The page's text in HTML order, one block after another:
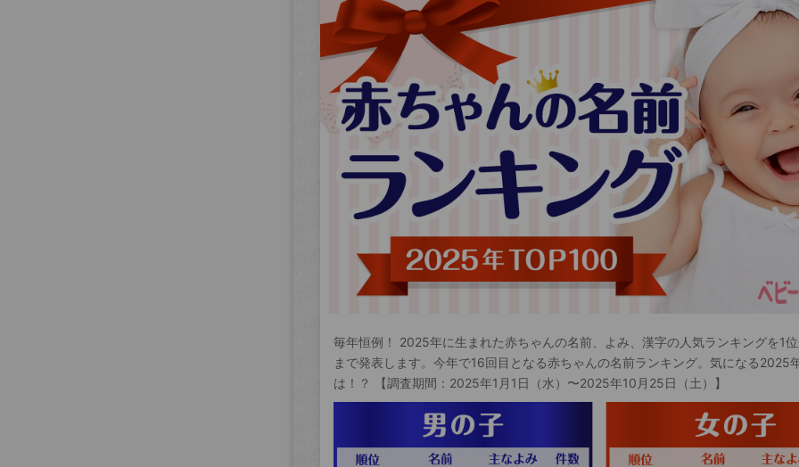
毎年恒例！ 2025年に生まれた赤ちゃんの名前、よみ、漢字の人気ランキングを1
まで発表します。今年で16回目となる赤ちゃんの名前ランキング。気になる2025
は！？ 【調査期間：2025年1月1日（水）〜2025年10月25日（土）】